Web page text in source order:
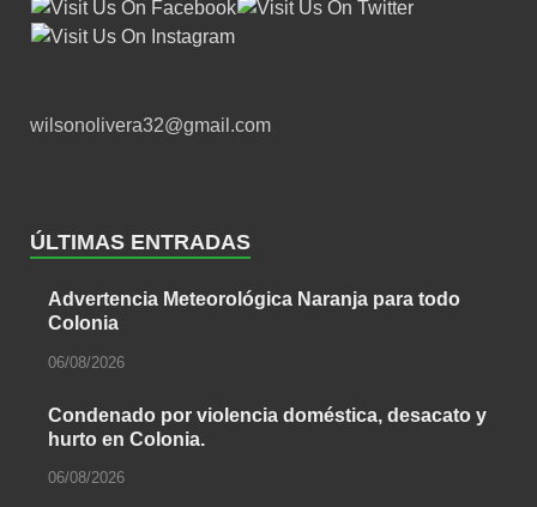
wilsonolivera32@gmail.com
ÚLTIMAS ENTRADAS
Advertencia Meteorológica Naranja para todo
Colonia
06/08/2026
Condenado por violencia doméstica, desacato y
hurto en Colonia.
06/08/2026